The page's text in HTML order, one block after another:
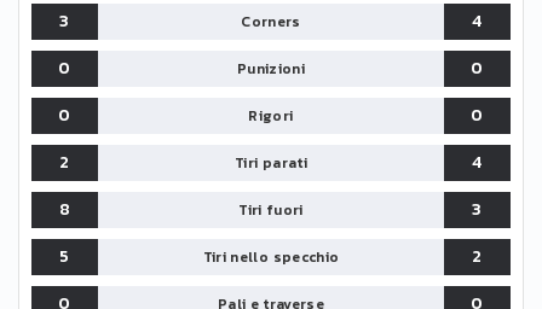
3
Corners
4
0
Punizioni
0
0
Rigori
0
2
Tiri parati
4
8
Tiri fuori
3
5
Tiri nello specchio
2
0
Pali e traverse 0